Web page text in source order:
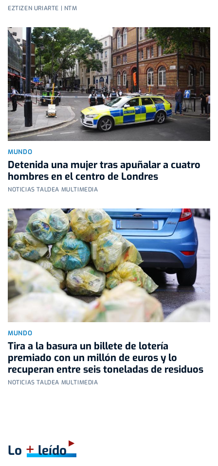
EZTIZEN URIARTE | NTM
MUNDO
Detenida una mujer tras apuñalar a cuatro
hombres en el centro de Londres
NOTICIAS TALDEA MULTIMEDIA
MUNDO
Tira a la basura un billete de lotería
premiado con un millón de euros y lo
recuperan entre seis toneladas de residuos
NOTICIAS TALDEA MULTIMEDIA
Lo +leído